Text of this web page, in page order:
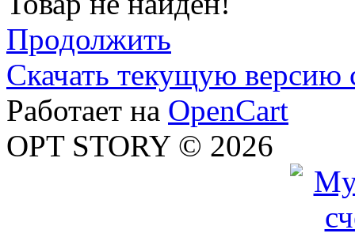
Продолжить
Скачать текущую версию
Работает на OpenCart
OPT STORY © 2026